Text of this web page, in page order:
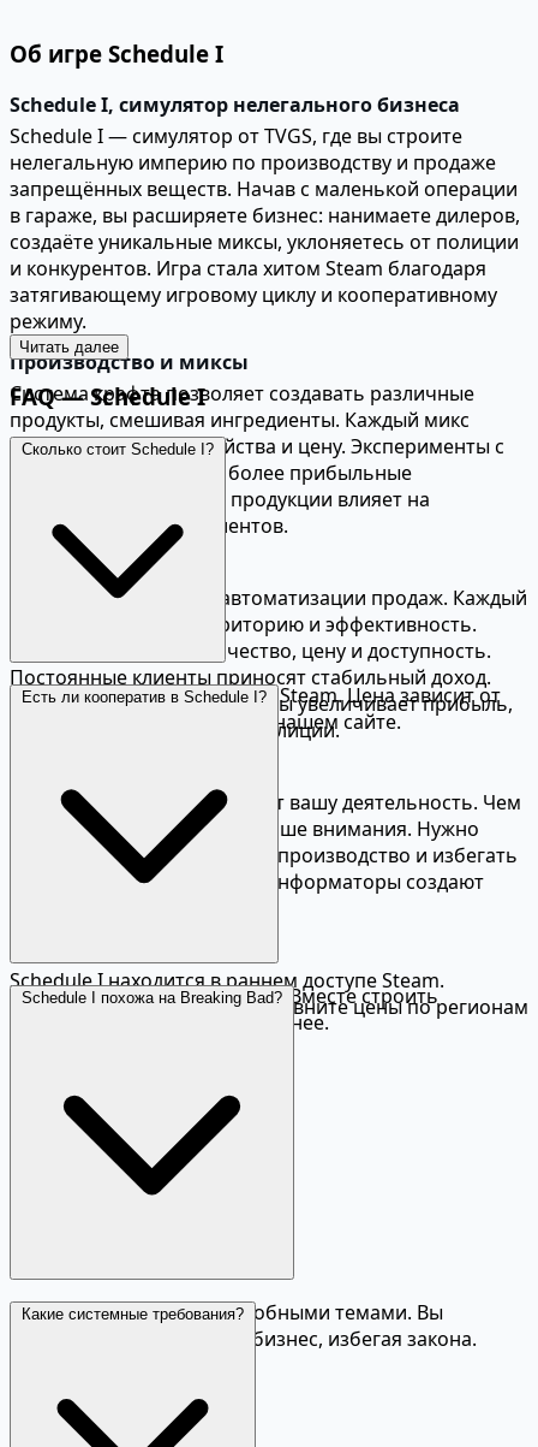
Об игре Schedule I
Schedule I, симулятор нелегального бизнеса
Schedule I — симулятор от TVGS, где вы строите
нелегальную империю по производству и продаже
запрещённых веществ. Начав с маленькой операции
в гараже, вы расширяете бизнес: нанимаете дилеров,
создаёте уникальные миксы, уклоняетесь от полиции
и конкурентов. Игра стала хитом Steam благодаря
затягивающему игровому циклу и кооперативному
режиму.
Производство и миксы
Система крафта позволяет создавать различные
продукты, смешивая ингредиенты. Каждый микс
имеет уникальные свойства и цену. Эксперименты с
рецептами открывают более прибыльные
комбинации. Качество продукции влияет на
репутацию и спрос клиентов.
Дилеры и клиенты
Наймите дилеров для автоматизации продаж. Каждый
дилер имеет свою территорию и эффективность.
Клиенты оценивают качество, цену и доступность.
Постоянные клиенты приносят стабильный доход.
Расширение клиентской базы увеличивает прибыль,
но привлекает внимание полиции.
Полиция активно расследует вашу деятельность. Чем
крупнее операция, тем больше внимания. Нужно
отмывать деньги, скрывать производство и избегать
ареста. Камеры, патрули и информаторы создают
Schedule I находится в раннем доступе Steam.
Кооператив до 4 игроков. Сравните цены по регионам
Читать далее
FAQ — Schedule I
Сколько стоит Schedule I?
Schedule I в раннем доступе Steam. Цена зависит от
региона. Сравните цены на нашем сайте.
Есть ли кооператив в Schedule I?
Да, кооператив до 4 игроков. Вместе строить
империю веселее и эффективнее.
Schedule I похожа на Breaking Bad?
Да, игра вдохновлена подобными темами. Вы
развиваете нелегальный бизнес, избегая закона.
Какие системные требования?